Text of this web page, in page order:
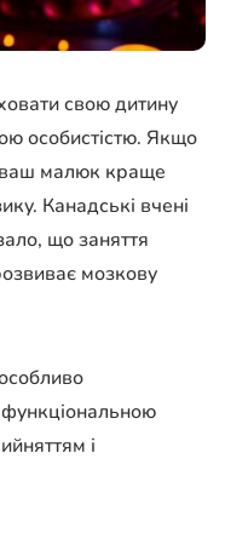
свою дитину
особистістю. Якщо
ваш малюк краще
Канадські вчені
що заняття
мозкову
функціональною
і